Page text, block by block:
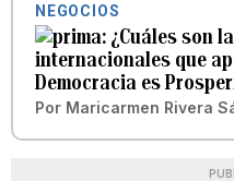
NEGOCIOS
¿Cuáles son
internacionales que
Democracia es
Por Maricarmen Rivera